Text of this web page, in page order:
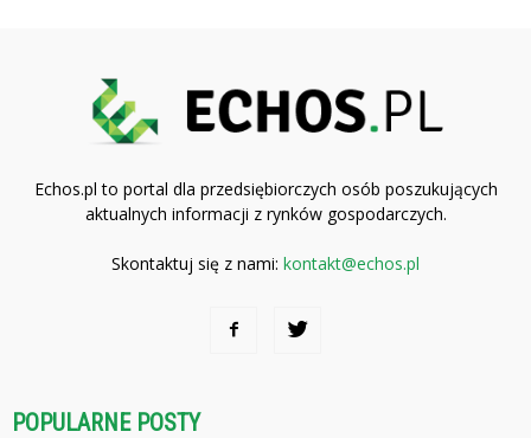
Echos.pl to portal dla przedsiębiorczych osób poszukujących
aktualnych informacji z rynków gospodarczych.
Skontaktuj się z nami: kontakt@echos.pl
POPULARNE POSTY